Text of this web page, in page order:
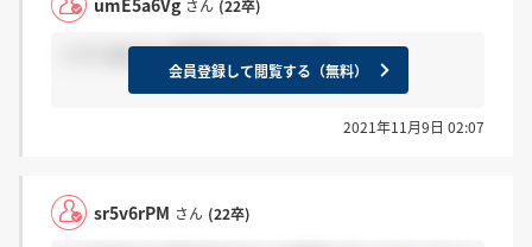
さん (22卒)
＞てつおさん 面接圧迫でしたしね、、
会員登録して閲覧する（無料）
2021年11月9日 02:07
sr5v6rPM さん (22卒)